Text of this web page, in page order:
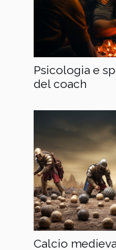
Psicologia e
del coach
Calcio